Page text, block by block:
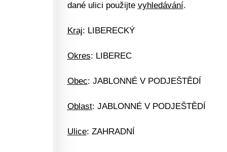
dané ulici použijte vyhledávání.
Kraj: LIBERECKÝ
Okres: LIBEREC
Obec: JABLONNÉ V PODJEŠTĚDÍ
Oblast: JABLONNÉ V PODJEŠTĚDÍ
Ulice: ZAHRADNÍ